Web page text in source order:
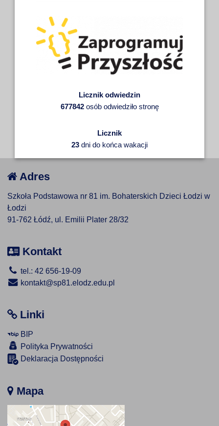
Licznik odwiedzin
677842osób odwiedziło stronę
Licznik
23 dni do końca wakacji
Adres
Szkoła Podstawowa nr 81 im. Bohaterskich Dzieci Łodzi w
Łodzi
91-762 Łódź, ul. Emilii Plater 28/32
Kontakt
tel.: 42 656-19-09
kontakt@sp81.elodz.edu.pl
Linki
BIP
Polityka Prywatności
Deklaracja Dostępności
Mapa